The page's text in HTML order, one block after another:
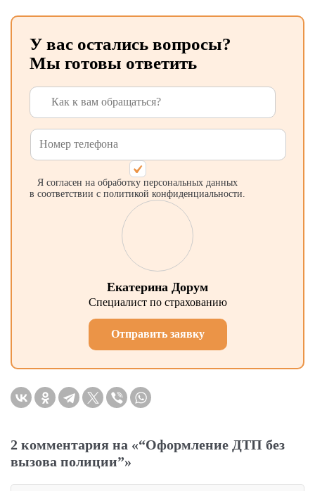
У вас остались вопросы?
Мы готовы ответить
Я согласен на обработку персональных данных
в соответствии с политикой конфиденциальности.
Екатерина Дорум
Специалист по страхованию
Отправить заявку
2 комментария на «“Оформление ДТП без
вызова полиции”»